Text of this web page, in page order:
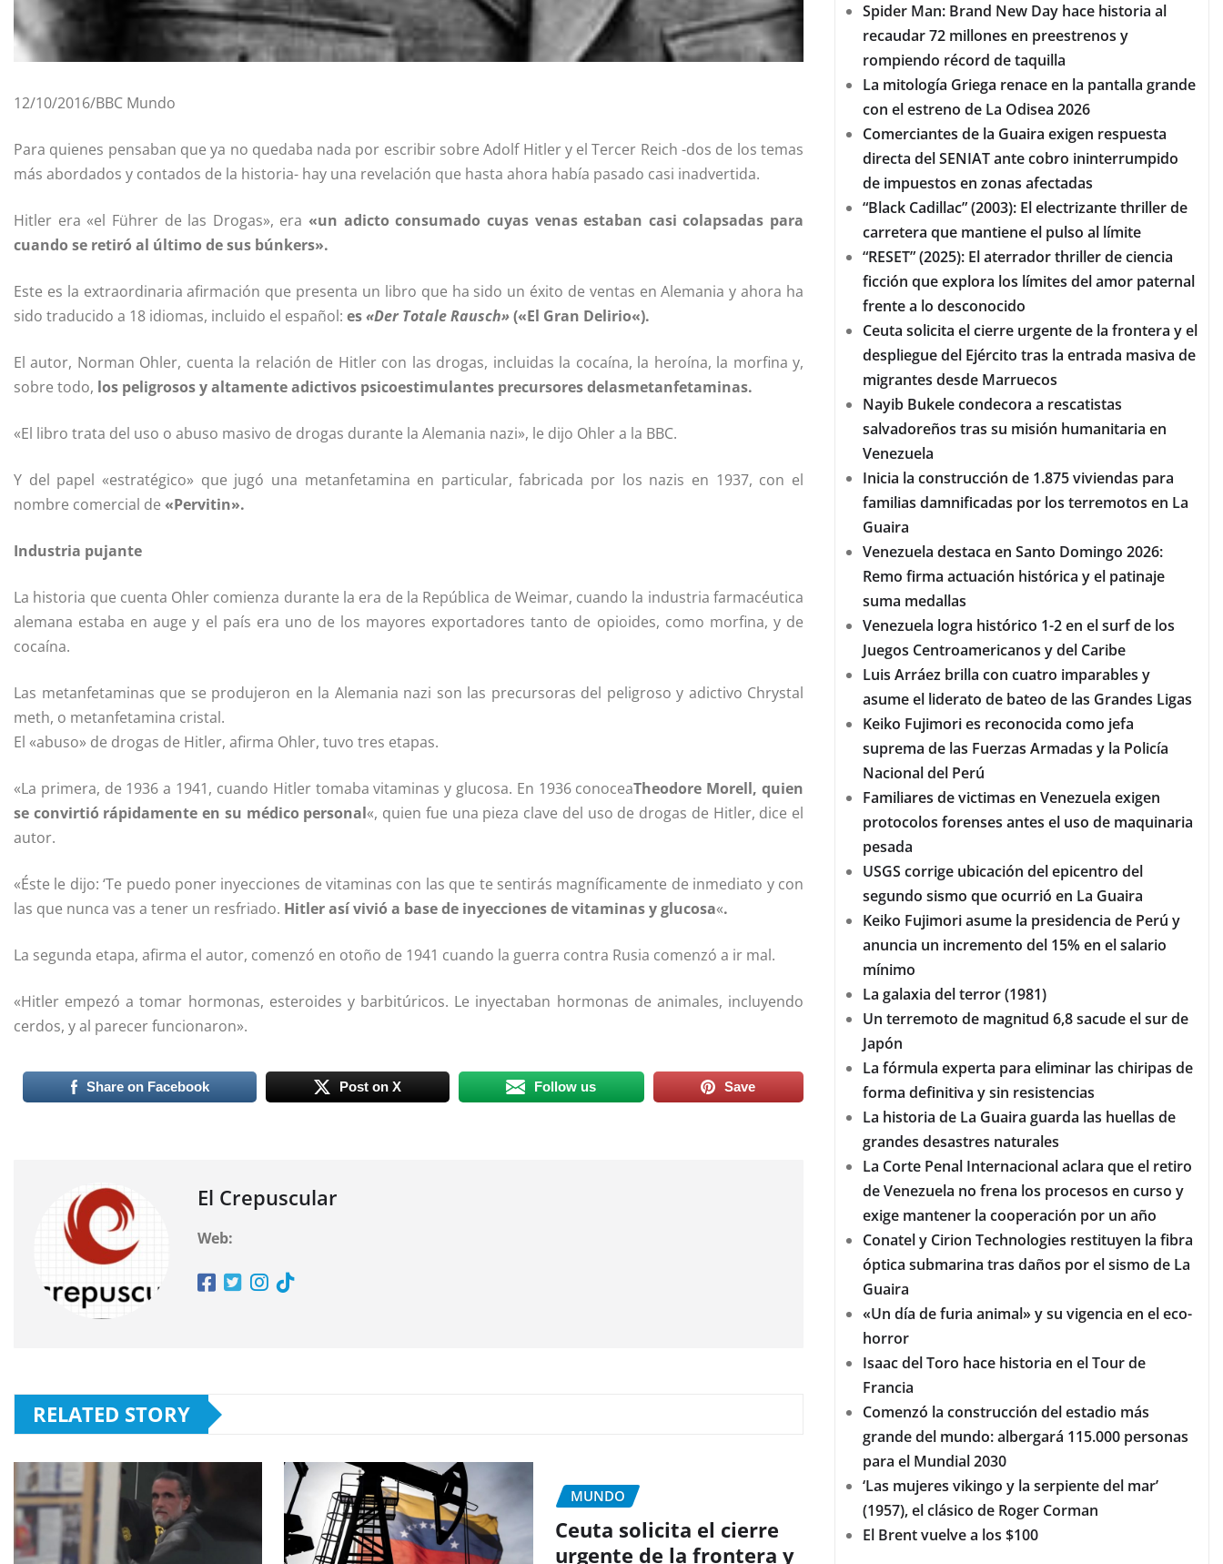
12/10/2016/BBC Mundo
Para quienes pensaban que ya no quedaba nada por escribir sobre Adolf Hitler y el Tercer Reich -dos de los temas
más abordados y contados de la historia- hay una revelación que hasta ahora había pasado casi inadvertida.
Hitler era «el Führer de las Drogas», era «un adicto consumado cuyas venas estaban casi colapsadas para
cuando se retiró al último de sus búnkers».
Este es la extraordinaria afirmación que presenta un libro que ha sido un éxito de ventas en Alemania y ahora ha
sido traducido a 18 idiomas, incluido el español: es«Der Totale Rausch»(«El Gran Delirio«).
El autor, Norman Ohler, cuenta la relación de Hitler con las drogas, incluidas la cocaína, la heroína, la morfina y,
sobre todo, los peligrosos y altamente adictivos psicoestimulantes precursores delasmetanfetaminas.
«El libro trata del uso o abuso masivo de drogas durante la Alemania nazi», le dijo Ohler a la BBC.
Y del papel «estratégico» que jugó una metanfetamina en particular, fabricada por los nazis en 1937, con el
nombre comercial de «Pervitin».
Industria pujante
La historia que cuenta Ohler comienza durante la era de la República de Weimar, cuando la industria farmacéutica
alemana estaba en auge y el país era uno de los mayores exportadores tanto de opioides, como morfina, y de
cocaína.
Las metanfetaminas que se produjeron en la Alemania nazi son las precursoras del peligroso y adictivo Chrystal
meth, o metanfetamina cristal.
El «abuso» de drogas de Hitler, afirma Ohler, tuvo tres etapas.
«La primera, de 1936 a 1941, cuando Hitler tomaba vitaminas y glucosa. En 1936 conoceaTheodore Morell, quien
se convirtió rápidamente en su médico personal«, quien fue una pieza clave del uso de drogas de Hitler, dice el
autor.
«Éste le dijo: ‘Te puedo poner inyecciones de vitaminas con las que te sentirás magníficamente de inmediato y con
las que nunca vas a tener un resfriado. Hitler así vivió a base de inyecciones de vitaminas y glucosa«.
La segunda etapa, afirma el autor, comenzó en otoño de 1941 cuando la guerra contra Rusia comenzó a ir mal.
«Hitler empezó a tomar hormonas, esteroides y barbitúricos. Le inyectaban hormonas de animales, incluyendo
cerdos, y al parecer funcionaron».
Share on Facebook Post on X Follow us Save
El Crepuscular
Web:
RELATED STORY
MUNDO
Ceuta solicita el cierre
urgente de la frontera y
Spider Man: Brand New Day hace historia al
recaudar 72 millones en preestrenos y
rompiendo récord de taquilla
La mitología Griega renace en la pantalla grande
con el estreno de La Odisea 2026
Comerciantes de la Guaira exigen respuesta
directa del SENIAT ante cobro ininterrumpido
de impuestos en zonas afectadas
“Black Cadillac” (2003): El electrizante thriller de
carretera que mantiene el pulso al límite
“RESET” (2025): El aterrador thriller de ciencia
ficción que explora los límites del amor paternal
frente a lo desconocido
Ceuta solicita el cierre urgente de la frontera y el
despliegue del Ejército tras la entrada masiva de
migrantes desde Marruecos
Nayib Bukele condecora a rescatistas
salvadoreños tras su misión humanitaria en
Venezuela
Inicia la construcción de 1.875 viviendas para
familias damnificadas por los terremotos en La
Guaira
Venezuela destaca en Santo Domingo 2026:
Remo firma actuación histórica y el patinaje
suma medallas
Venezuela logra histórico 1-2 en el surf de los
Juegos Centroamericanos y del Caribe
Luis Arráez brilla con cuatro imparables y
asume el liderato de bateo de las Grandes Ligas
Keiko Fujimori es reconocida como jefa
suprema de las Fuerzas Armadas y la Policía
Nacional del Perú
Familiares de victimas en Venezuela exigen
protocolos forenses antes el uso de maquinaria
pesada
USGS corrige ubicación del epicentro del
segundo sismo que ocurrió en La Guaira
Keiko Fujimori asume la presidencia de Perú y
anuncia un incremento del 15% en el salario
mínimo
La galaxia del terror (1981)
Un terremoto de magnitud 6,8 sacude el sur de
Japón
La fórmula experta para eliminar las chiripas de
forma definitiva y sin resistencias
La historia de La Guaira guarda las huellas de
grandes desastres naturales
La Corte Penal Internacional aclara que el retiro
de Venezuela no frena los procesos en curso y
exige mantener la cooperación por un año
Conatel y Cirion Technologies restituyen la fibra
óptica submarina tras daños por el sismo de La
Guaira
«Un día de furia animal» y su vigencia en el eco-
horror
Isaac del Toro hace historia en el Tour de
Francia
Comenzó la construcción del estadio más
grande del mundo: albergará 115.000 personas
para el Mundial 2030
‘Las mujeres vikingo y la serpiente del mar’
(1957), el clásico de Roger Corman
El Brent vuelve a los $100